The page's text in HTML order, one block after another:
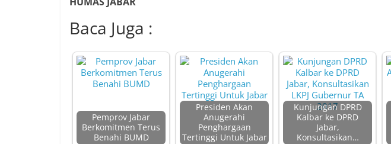
Baca Juga :
Pemprov Jabar
Berkomitmen Terus
Benahi BUMD
Presiden Akan
Anugerahi
Penghargaan
Tertinggi Untuk Jabar
Kunjungan DPRD
Kalbar ke DPRD
Jabar,
Konsultasikan…